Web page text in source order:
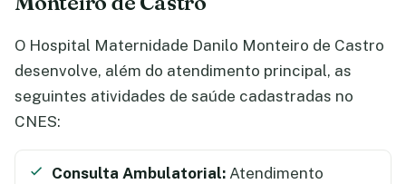
O Hospital Maternidade Danilo Monteiro de Castro
desenvolve, além do atendimento principal, as
seguintes atividades de saúde cadastradas no
CNES:
Consulta Ambulatorial: Atendimento